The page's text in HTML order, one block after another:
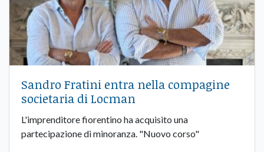
Sandro Fratini entra nella compagine
societaria di Locman
L'imprenditore fiorentino ha acquisito una
partecipazione di minoranza. "Nuovo corso"